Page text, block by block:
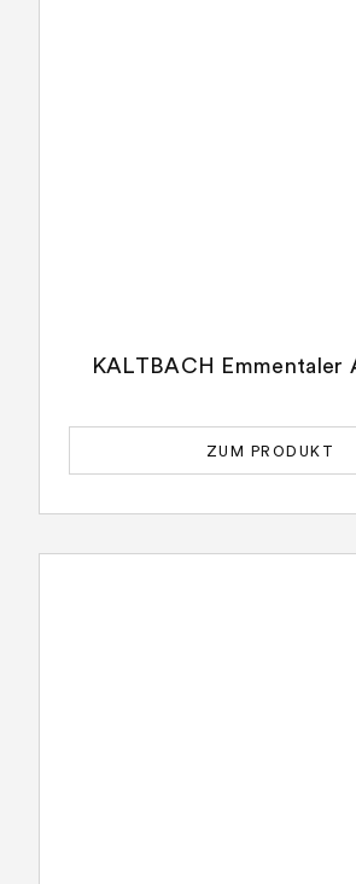
KALTBACH Emmentaler
ZUM PRODUKT